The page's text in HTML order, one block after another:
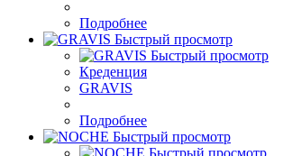
Подробнее
Быстрый просмотр
Быстрый просмотр
Креденция
GRAVIS
Подробнее
Быстрый просмотр
Быстрый просмотр